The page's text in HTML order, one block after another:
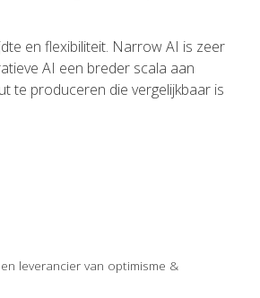
en flexibiliteit. Narrow AI is zeer
AI een breder scala aan
te produceren die vergelijkbaar is
leverancier van optimisme &